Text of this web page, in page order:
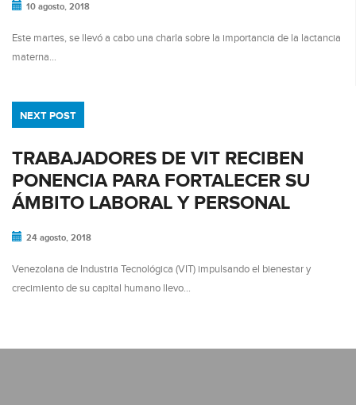
10 agosto, 2018
Este martes, se llevó a cabo una charla sobre la importancia de la lactancia
materna…
NEXT POST
TRABAJADORES DE VIT RECIBEN
PONENCIA PARA FORTALECER SU
ÁMBITO LABORAL Y PERSONAL
24 agosto, 2018
Venezolana de Industria Tecnológica (VIT) impulsando el bienestar y
crecimiento de su capital humano llevo…